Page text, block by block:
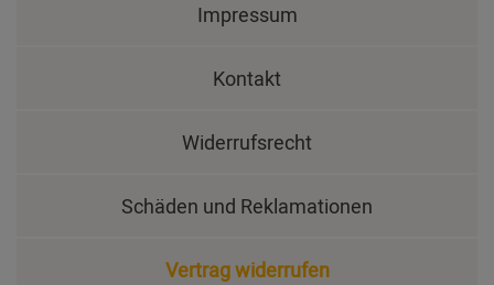
Impressum
Kontakt
Widerrufsrecht
Schäden und Reklamationen
Vertrag widerrufen